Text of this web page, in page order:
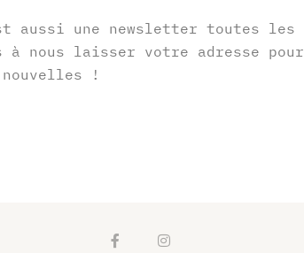
aussi une newsletter toutes les
à nous laisser votre adresse pour
!
F
I